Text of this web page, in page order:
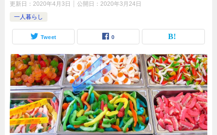
更新日： 2020年4月3日 公開日： 2020年3月24日
一人暮らし
Tweet 0